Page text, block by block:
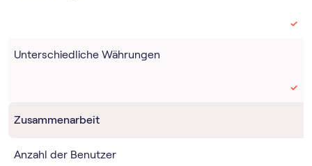
Unterschiedliche Währungen
Zusammenarbeit
Anzahl der Benutzer